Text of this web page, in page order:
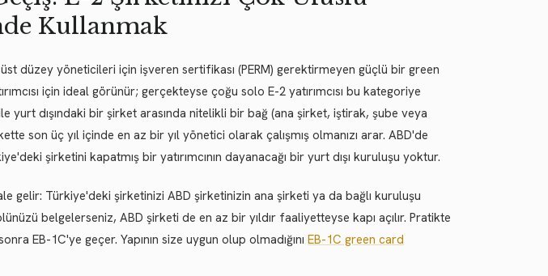
Kullanmak
düzey yöneticileri için işveren sertifikası (PERM) gerektirmeyen güçlü bir green
için ideal görünür; gerçekteyse çoğu solo E-2 yatırımcısı bu kategoriye
yurt dışındaki bir şirket arasında nitelikli bir bağ (ana şirket, iştirak, şube veya
son üç yıl içinde en az bir yıl yönetici olarak çalışmış olmanızı arar. ABD'de
şirketini kapatmış bir yatırımcının dayanacağı bir yurt dışı kuruluşu yoktur.
gelir: Türkiye'deki şirketinizi ABD şirketinizin ana şirketi ya da bağlı kuruluşu
belgelerseniz, ABD şirketi de en az bir yıldır faaliyetteyse kapı açılır. Pratikte
EB-1C'ye geçer. Yapının size uygun olup olmadığını EB-1C green card